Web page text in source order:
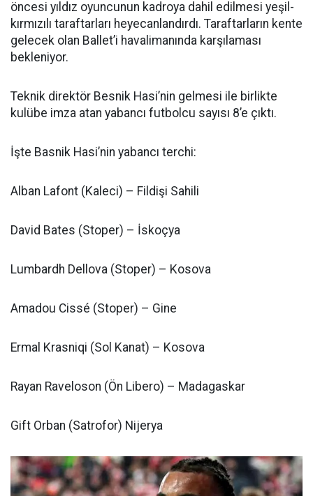
öncesi yıldız oyuncunun kadroya dahil edilmesi yeşil-
kırmızılı taraftarları heyecanlandırdı. Taraftarların kente
gelecek olan Ballet’i havalimanında karşılaması
bekleniyor.
Teknik direktör Besnik Hasi’nin gelmesi ile birlikte
kulübe imza atan yabancı futbolcu sayısı 8’e çıktı.
İşte Basnik Hasi’nin yabancı terchi:
Alban Lafont (Kaleci) – Fildişi Sahili
David Bates (Stoper) – İskoçya
Lumbardh Dellova (Stoper) – Kosova
Amadou Cissé (Stoper) – Gine
Ermal Krasniqi (Sol Kanat) – Kosova
Rayan Raveloson (Ön Libero) – Madagaskar
Gift Orban (Satrofor) Nijerya